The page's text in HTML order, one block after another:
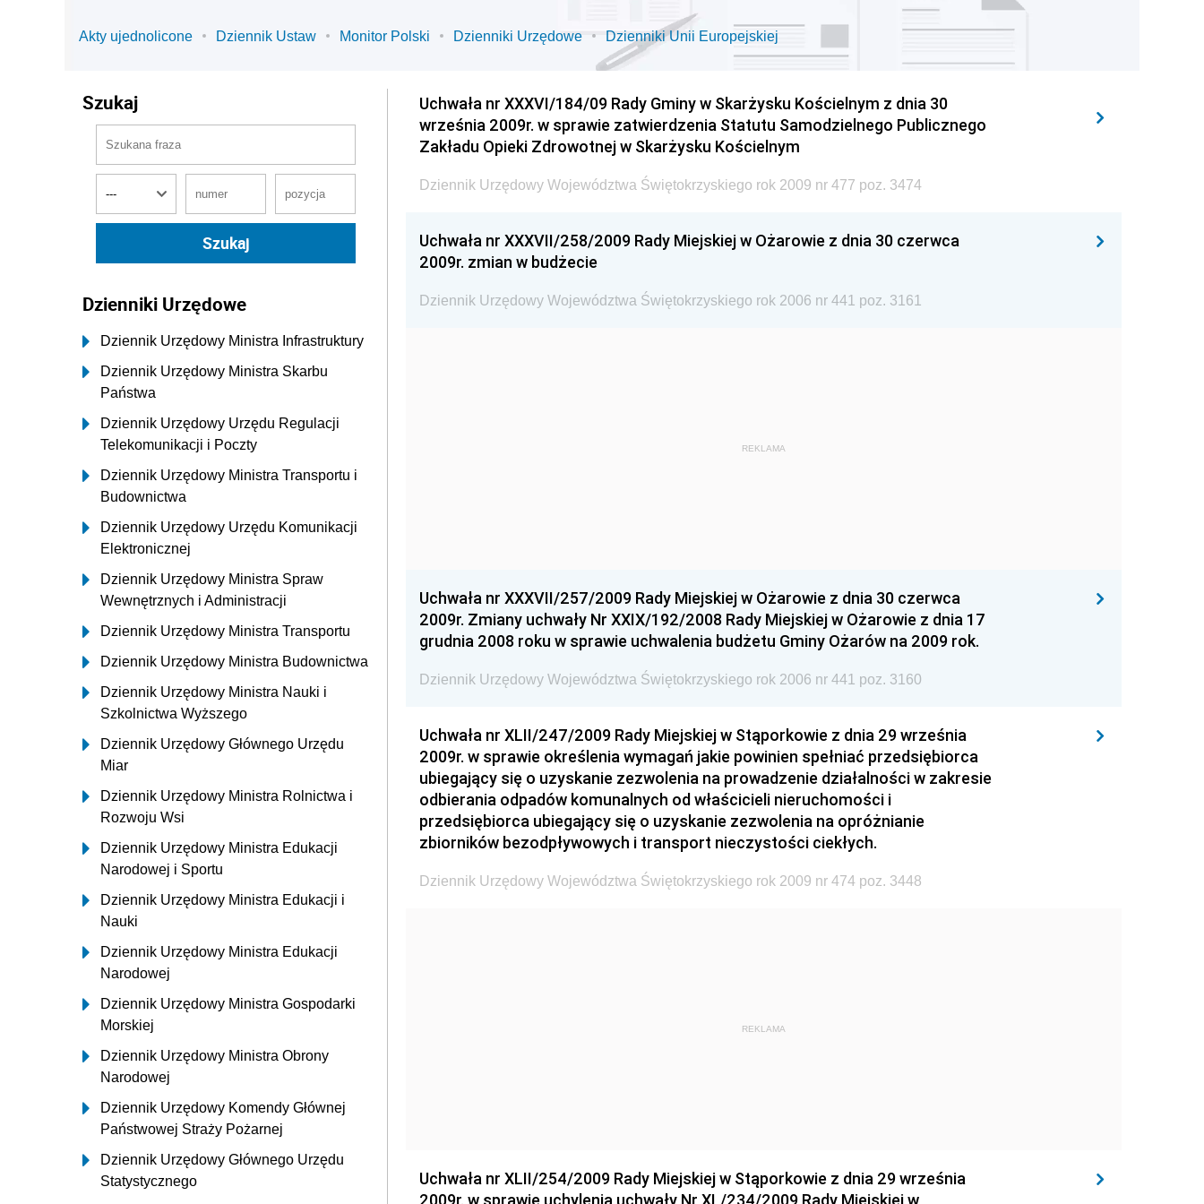
Akty ujednolicone Dziennik Ustaw Monitor Polski Dzienniki Urzędowe Dzienniki Unii Europejskiej
Szukaj
Dzienniki Urzędowe
Dziennik Urzędowy Ministra Infrastruktury
Dziennik Urzędowy Ministra Skarbu
Państwa
Dziennik Urzędowy Urzędu Regulacji
Telekomunikacji i Poczty
Dziennik Urzędowy Ministra Transportu i
Budownictwa
Dziennik Urzędowy Urzędu Komunikacji
Elektronicznej
Dziennik Urzędowy Ministra Spraw
Wewnętrznych i Administracji
Dziennik Urzędowy Ministra Transportu
Dziennik Urzędowy Ministra Budownictwa
Dziennik Urzędowy Ministra Nauki i
Szkolnictwa Wyższego
Dziennik Urzędowy Głównego Urzędu
Miar
Dziennik Urzędowy Ministra Rolnictwa i
Rozwoju Wsi
Dziennik Urzędowy Ministra Edukacji
Narodowej i Sportu
Dziennik Urzędowy Ministra Edukacji i
Nauki
Dziennik Urzędowy Ministra Edukacji
Narodowej
Dziennik Urzędowy Ministra Gospodarki
Morskiej
Dziennik Urzędowy Ministra Obrony
Narodowej
Dziennik Urzędowy Komendy Głównej
Państwowej Straży Pożarnej
Dziennik Urzędowy Głównego Urzędu
Statystycznego
Uchwała nr XXXVI/184/09 Rady Gminy w Skarżysku Kościelnym z dnia 30
września 2009r. w sprawie zatwierdzenia Statutu Samodzielnego Publicznego
Zakładu Opieki Zdrowotnej w Skarżysku Kościelnym
Dziennik Urzędowy Województwa Świętokrzyskiego rok 2009 nr 477 poz. 3474
Uchwała nr XXXVII/258/2009 Rady Miejskiej w Ożarowie z dnia 30 czerwca
2009r. zmian w budżecie
Dziennik Urzędowy Województwa Świętokrzyskiego rok 2006 nr 441 poz. 3161
REKLAMA
Uchwała nr XXXVII/257/2009 Rady Miejskiej w Ożarowie z dnia 30 czerwca
2009r. Zmiany uchwały Nr XXIX/192/2008 Rady Miejskiej w Ożarowie z dnia 17
grudnia 2008 roku w sprawie uchwalenia budżetu Gminy Ożarów na 2009 rok.
Dziennik Urzędowy Województwa Świętokrzyskiego rok 2006 nr 441 poz. 3160
Uchwała nr XLII/247/2009 Rady Miejskiej w Stąporkowie z dnia 29 września
2009r. w sprawie określenia wymagań jakie powinien spełniać przedsiębiorca
ubiegający się o uzyskanie zezwolenia na prowadzenie działalności w zakresie
odbierania odpadów komunalnych od właścicieli nieruchomości i
przedsiębiorca ubiegający się o uzyskanie zezwolenia na opróżnianie
zbiorników bezodpływowych i transport nieczystości ciekłych.
Dziennik Urzędowy Województwa Świętokrzyskiego rok 2009 nr 474 poz. 3448
REKLAMA
Uchwała nr XLII/254/2009 Rady Miejskiej w Stąporkowie z dnia 29 września
2009r. w sprawie uchylenia uchwały Nr XL/234/2009 Rady Miejskiej w